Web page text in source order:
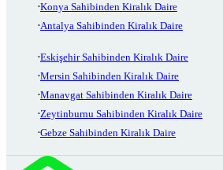
Konya Sahibinden Kiralık Daire
Antalya Sahibinden Kiralık Daire
Eskişehir Sahibinden Kiralık Daire
Mersin Sahibinden Kiralık Daire
Manavgat Sahibinden Kiralık Daire
Zeytinburnu Sahibinden Kiralık Daire
Gebze Sahibinden Kiralık Daire